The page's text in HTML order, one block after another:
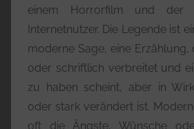
einem Horrorfilm und der
Internetnutzer. Die Legende ist
moderne Sage, eine Erzählung,
oder schriftlich verbreitet und
zu haben scheint, aber in
oder stark verändert ist.
oft die Ängste, Wünsche